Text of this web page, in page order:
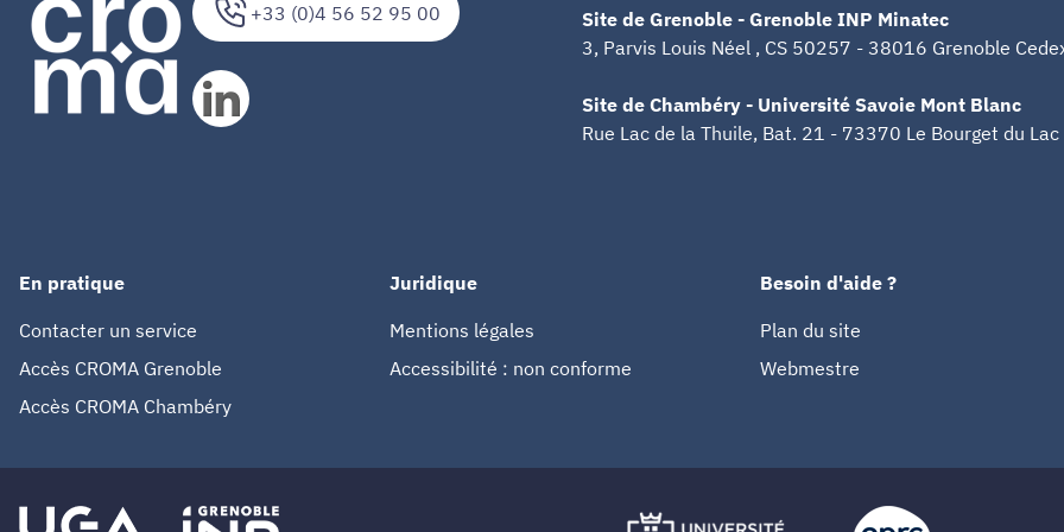
+33 (0)4 56 52 95 00
Site de Grenoble - Grenoble INP Minatec
3, Parvis Louis Néel , CS 50257 - 38016 Grenoble
Site de Chambéry - Université Savoie Mont Blanc
Rue Lac de la Thuile, Bat. 21 - 73370 Le Bourget du Lac
En pratique
Contacter un service
Accès CROMA Grenoble
Accès CROMA Chambéry
Juridique
Mentions légales
Accessibilité : non conforme
Besoin d'aide ?
Plan du site
Webmestre